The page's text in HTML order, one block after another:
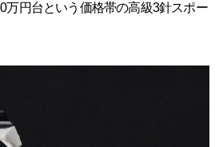
万円台という価格帯の高級3針スポー